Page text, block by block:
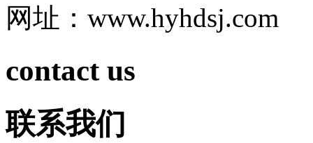
网址：www.hyhdsj.com
contact us
联系我们